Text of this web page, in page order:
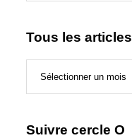
Tous les articles
Suivre cercle O